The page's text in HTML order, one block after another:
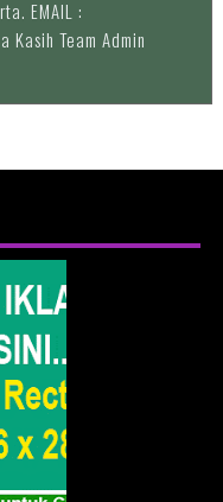
EMAIL :
Team Admin